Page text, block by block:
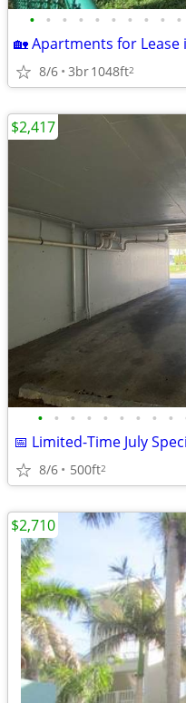
• • • • • • • • • •
8/6 3br1048ft2
• • • • • • • • •
📅 Limited-Time July
8/6 500ft2
$2,417
$2,710